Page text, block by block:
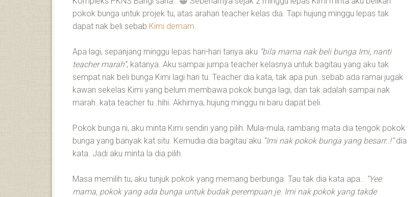
pokok bunga untuk projek tu, atas arahan teacher kelas dia. Tapi hujung minggu lepas tak
dapat nak beli sebab Kimi demam..
Apa lagi, sepanjang minggu lepas hari-hari tanya aku “bila mama nak beli bunga Imi, nanti
teacher marah”, katanya. Aku sampai jumpa teacher kelasnya untuk bagitau yang aku tak
sempat nak beli bunga Kimi lagi hari tu. Teacher dia kata, tak apa pun..sebab ada ramai jugak
kawan sekelas Kimi yang belum membawa pokok bunga lagi, dan tak adalah sampai nak
marah..kata teacher tu..hihi. Akhirnya, hujung minggu ni baru dapat beli.
Pokok bunga ni, aku minta Kimi sendiri yang pilih. Mula-mula, rambang mata dia tengok pokok
bunga yang banyak kat situ. Kemudia dia bagitau aku “Imi nak pokok bunga yang besarr..!”dia
kata. Jadi aku minta la dia pilih.
Masa memilih tu, aku tunjuk pokok yang memang berbunga. Tau tak dia kata apa.. “Yee
mama, pokok yang ada bunga untuk budak perempuan je. Imi nak pokok yang takde